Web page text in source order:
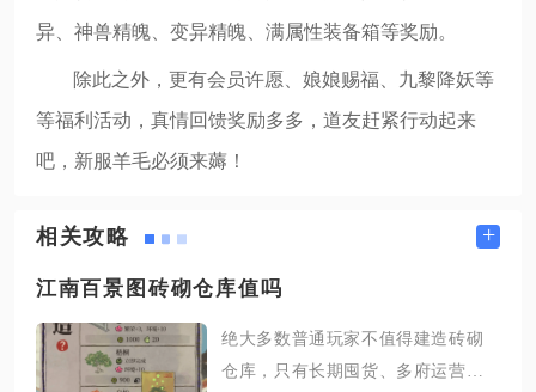
异、神兽精魄、变异精魄、满属性装备箱等奖励。
除此之外，更有会员许愿、娘娘赐福、九黎降妖等
等福利活动，真情回馈奖励多多，道友赶紧行动起来
吧，新服羊毛必须来薅！
相关攻略 +
江南百景图砖砌仓库值吗
绝大多数普通玩家不值得建造砖砌
仓库，只有长期囤货、多府运营且